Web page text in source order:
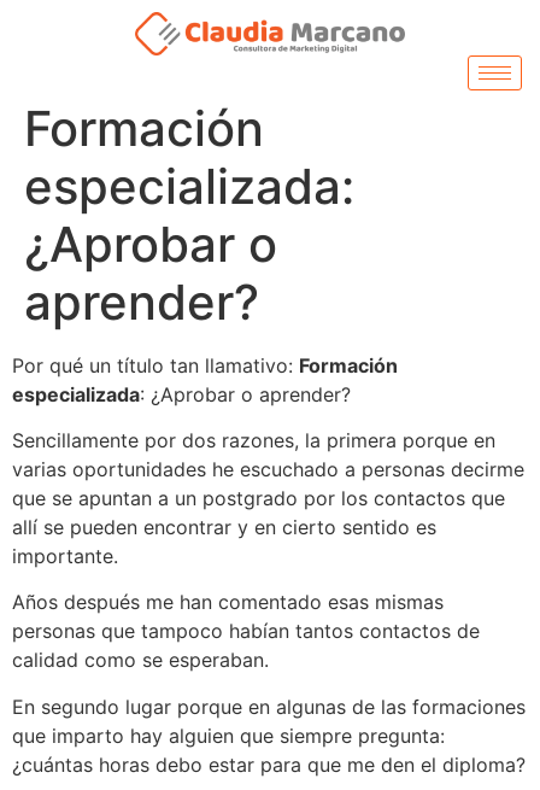
Formación
especializada:
¿Aprobar o
aprender?
Por qué un título tan llamativo: Formación
especializada: ¿Aprobar o aprender?
Sencillamente por dos razones, la primera porque en
varias oportunidades he escuchado a personas decirme
que se apuntan a un postgrado por los contactos que
allí se pueden encontrar y en cierto sentido es
importante.
Años después me han comentado esas mismas
personas que tampoco habían tantos contactos de
calidad como se esperaban.
En segundo lugar porque en algunas de las formaciones
que imparto hay alguien que siempre pregunta:
¿cuántas horas debo estar para que me den el diploma?